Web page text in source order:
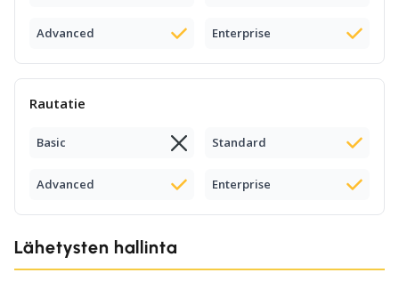
Advanced Enterprise
Rautatie
Basic Standard
Advanced Enterprise
Lähetysten hallinta